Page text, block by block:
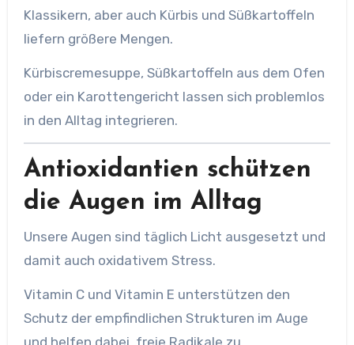
Klassikern, aber auch Kürbis und Süßkartoffeln
liefern größere Mengen.
Kürbiscremesuppe, Süßkartoffeln aus dem Ofen
oder ein Karottengericht lassen sich problemlos
in den Alltag integrieren.
Antioxidantien schützen
die Augen im Alltag
Unsere Augen sind täglich Licht ausgesetzt und
damit auch oxidativem Stress.
Vitamin C und Vitamin E unterstützen den
Schutz der empfindlichen Strukturen im Auge
und helfen dabei, freie Radikale zu